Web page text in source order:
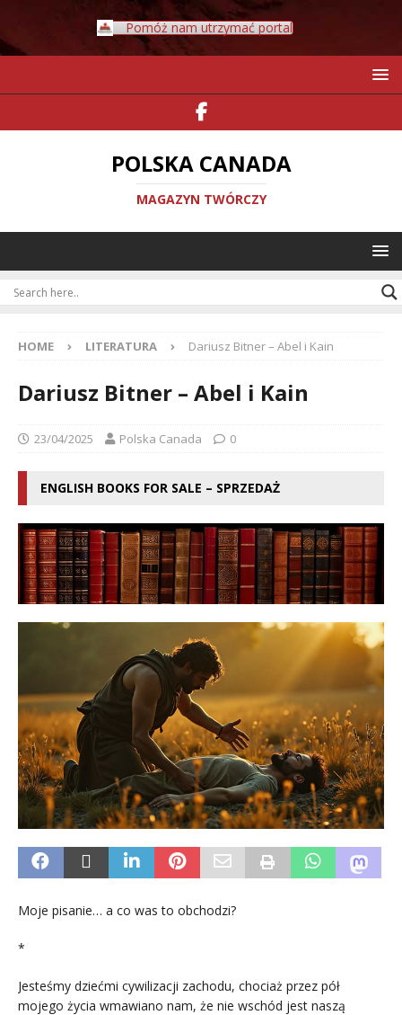
Pomóż nam utrzymać portal
POLSKA CANADA
MAGAZYN TWÓRCZY
HOME LITERATURA Dariusz Bitner – Abel i Kain
Dariusz Bitner – Abel i Kain
23/04/2025 Polska Canada 0
ENGLISH BOOKS FOR SALE – SPRZEDAŻ
Moje pisanie… a co was to obchodzi?
*
Jesteśmy dziećmi cywilizacji zachodu, chociaż przez pół
mojego życia wmawiano nam, że nie wschód jest naszą